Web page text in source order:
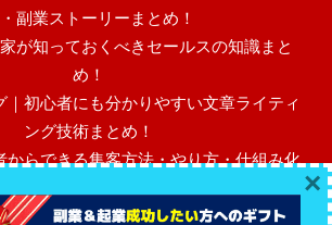
副業ストーリーまとめ！
が知っておくべきセールスの知識まと
め！
｜初心者にも分かりやすい文章ライティ
ング技術まとめ！
からできる集客方法・やり方・仕組み化
も分かりやすい売れる高額商品作成・
×